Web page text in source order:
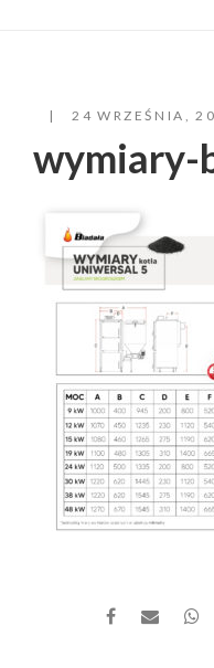
24 WRZEŚNIA,
wymiary-